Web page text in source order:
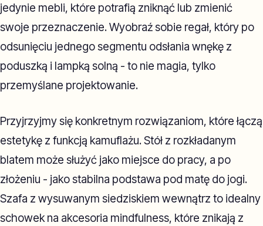
jedynie mebli, które potrafią zniknąć lub zmienić
swoje przeznaczenie. Wyobraź sobie regał, który po
odsunięciu jednego segmentu odsłania wnękę z
poduszką i lampką solną - to nie magia, tylko
przemyślane projektowanie.
Przyjrzyjmy się konkretnym rozwiązaniom, które łączą
estetykę z funkcją kamuflażu. Stół z rozkładanym
blatem może służyć jako miejsce do pracy, a po
złożeniu - jako stabilna podstawa pod matę do jogi.
Szafa z wysuwanym siedziskiem wewnątrz to idealny
schowek na akcesoria mindfulness, które znikają z